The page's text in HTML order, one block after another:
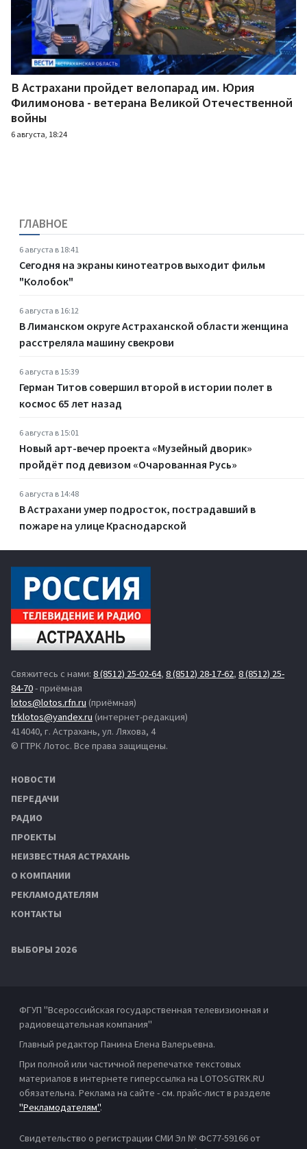
В Астрахани пройдет велопарад им. Юрия
Филимонова - ветерана Великой Отечественной
войны
6 августа, 18:24
ГЛАВНОЕ
6 августа в 18:41
Сегодня на экраны кинотеатров выходит фильм
"Колобок"
6 августа в 16:12
В Лиманском округе Астраханской области женщина
расстреляла машину свекрови
6 августа в 15:39
Герман Титов совершил второй в истории полет в
космос 65 лет назад
6 августа в 15:01
Новый арт-вечер проекта «Музейный дворик»
пройдёт под девизом «Очарованная Русь»
6 августа в 14:48
В Астрахани умер подросток, пострадавший в
пожаре на улице Краснодарской
Свяжитесь с нами: 8 (8512) 25-02-64, 8 (8512) 28-17-62, 8 (8512) 25-
84-70- приёмная
lotos@lotos.rfn.ru (приёмная)
trklotos@yandex.ru (интернет-редакция)
414040, г. Астрахань, ул. Ляхова, 4
© ГТРК Лотос. Все права защищены.
НОВОСТИ
ПЕРЕДАЧИ
РАДИО
ПРОЕКТЫ
НЕИЗВЕСТНАЯ АСТРАХАНЬ
О КОМПАНИИ
РЕКЛАМОДАТЕЛЯМ
КОНТАКТЫ
ВЫБОРЫ 2026
ФГУП "Всероссийская государственная телевизионная и
радиовещательная компания"
Главный редактор Панина Елена Валерьевна.
При полной или частичной перепечатке текстовых
материалов в интернете гиперссылка на LOTOSGTRK.RU
обязательна. Реклама на сайте - см. прайс-лист в разделе
"Рекламодателям".
Свидетельство о регистрации СМИ Эл № ФС77-59166 от